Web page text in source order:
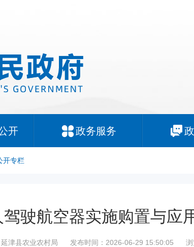
开 政务服务
开专栏
驶航空器实施购置与应
津县农业农村局 发布时间：2026-06-29 15:50:05